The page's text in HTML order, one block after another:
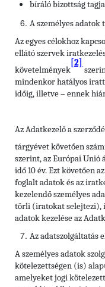
bíráló bizottság
A személyes adatok
Az egyes célokhoz
ellátó szervek
követelmények
[2]
mindenkor hatályos
időig, illetve – ennek
Az Adatkezelő a
tárgyévet követően
szerint, az Európai Unió
idő 10 év. Ezt követően
foglalt adatok és az
kezelendő személyes
törli (iratokat selejtezi),
adatok kezelése az
Az adatszolgáltatás
A személyes adatok
kötelezettségen (is)
amelyeket jogi